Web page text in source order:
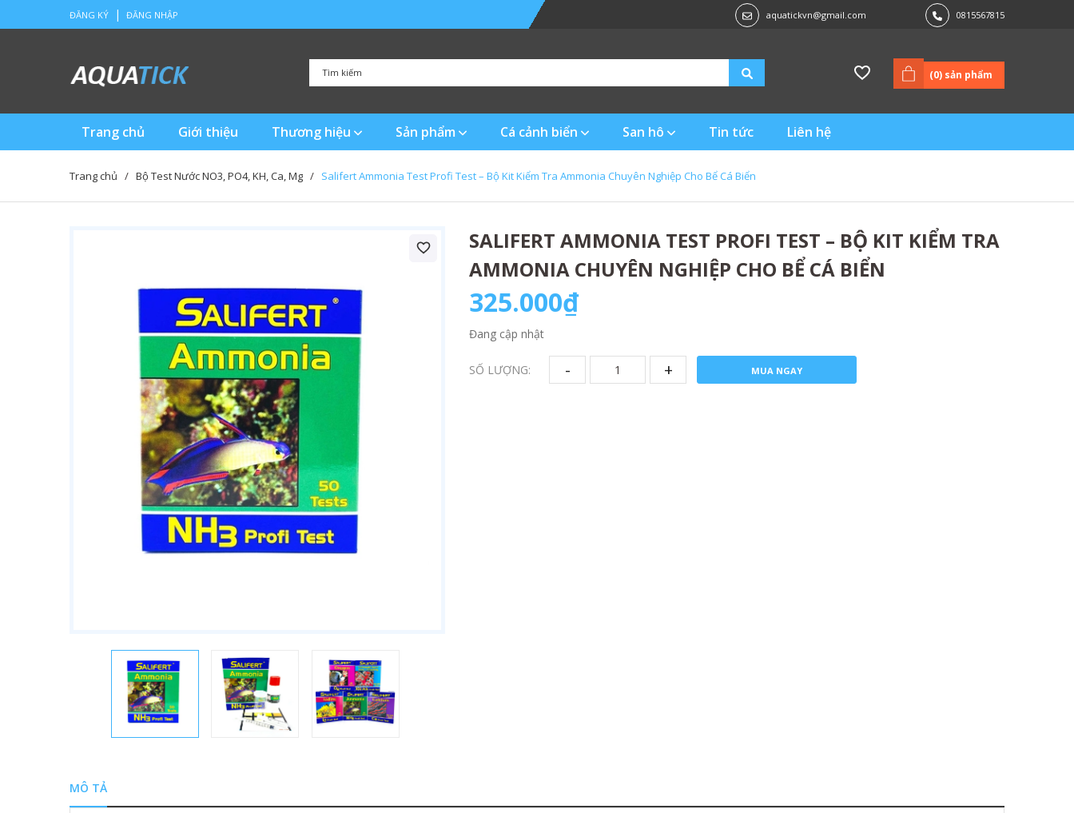
ĐĂNG KÝ | ĐĂNG NHẬP aquatickvn@gmail.com 0815567815
(0) sản phẩm
Trang chủ Giới thiệu Thương hiệu Sản phẩm Cá cảnh biển San hô Tin tức Liên hệ
Trang chủ / Bộ Test Nước NO3, PO4, KH, Ca, Mg / Salifert Ammonia Test Profi Test – Bộ Kit Kiểm Tra Ammonia Chuyên Nghiệp Cho Bể Cá Biển
SALIFERT AMMONIA TEST PROFI TEST – BỘ KIT KIỂM TRA
AMMONIA CHUYÊN NGHIỆP CHO BỂ CÁ BIỂN
325.000₫
Đang cập nhật
SỐ LƯỢNG: - + MUA NGAY
MÔ TẢ